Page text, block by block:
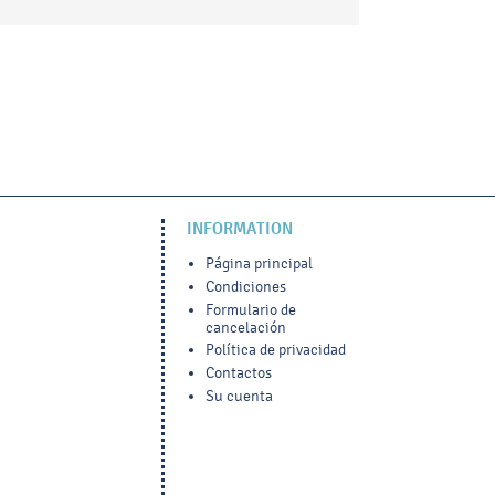
INFORMATION
Página principal
Condiciones
Formulario de
cancelación
Política de privacidad
Contactos
Su cuenta